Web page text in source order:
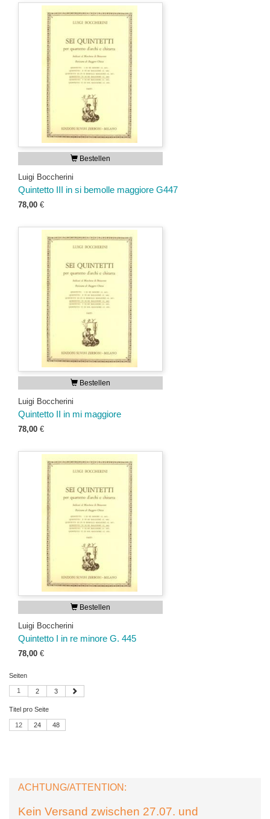
Bestellen
Luigi Boccherini
Quintetto III in si bemolle maggiore G447
78,00 €
Bestellen
Luigi Boccherini
Quintetto II in mi maggiore
78,00 €
Bestellen
Luigi Boccherini
Quintetto I in re minore G. 445
78,00 €
Seiten
1 2 3
Titel pro Seite
12 24 48
ACHTUNG/ATTENTION:
Kein Versand zwischen 27.07. und